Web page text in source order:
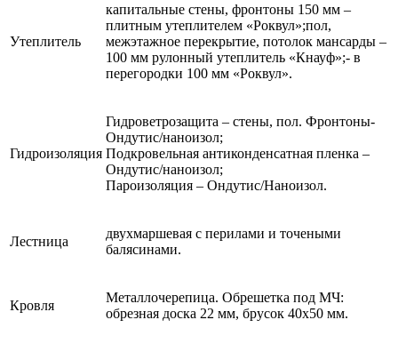
Утеплитель
капитальные стены, фронтоны 150 мм –
плитным утеплителем «Роквул»;пол,
межэтажное перекрытие, потолок мансарды –
100 мм рулонный утеплитель «Кнауф»;- в
перегородки 100 мм «Роквул».
Гидроизоляция
Гидроветрозащита – стены, пол. Фронтоны-
Ондутис/наноизол;
Подкровельная антиконденсатная пленка –
Ондутис/наноизол;
Пароизоляция – Ондутис/Наноизол.
Лестница
двухмаршевая с перилами и точеными
балясинами.
Кровля
Металлочерепица. Обрешетка под МЧ:
обрезная доска 22 мм, брусок 40х50 мм.